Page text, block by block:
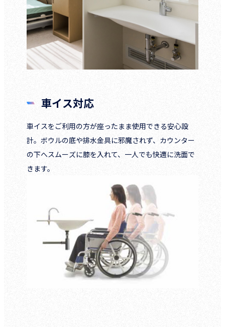
車イス対応
車イスをご利用の方が座ったまま使用できる安心設
計。ボウルの底や排水金具に邪魔されず、カウンター
の下へスムーズに膝を入れて、一人でも快適に洗面で
きます。